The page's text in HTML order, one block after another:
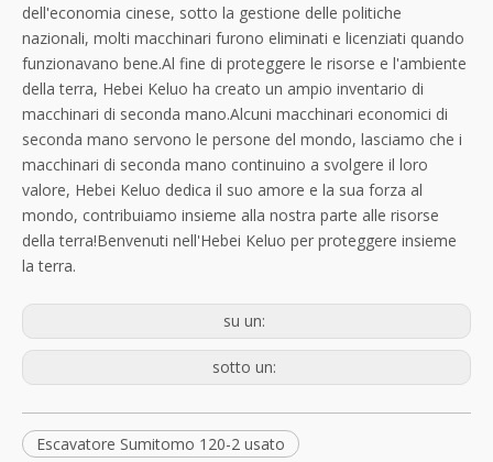
dell'economia cinese, sotto la gestione delle politiche
nazionali, molti macchinari furono eliminati e licenziati quando
funzionavano bene.Al fine di proteggere le risorse e l'ambiente
della terra, Hebei Keluo ha creato un ampio inventario di
macchinari di seconda mano.Alcuni macchinari economici di
seconda mano servono le persone del mondo, lasciamo che i
macchinari di seconda mano continuino a svolgere il loro
valore, Hebei Keluo dedica il suo amore e la sua forza al
mondo, contribuiamo insieme alla nostra parte alle risorse
della terra!Benvenuti nell'Hebei Keluo per proteggere insieme
la terra.
su un:
sotto un:
Escavatore Sumitomo 120-2 usato